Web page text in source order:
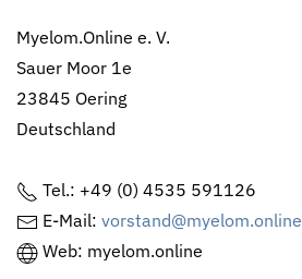
Myelom.Online e. V.
Sauer Moor 1e
23845 Oering
Deutschland
Tel.: +49 (0) 4535 591126
E-Mail: vorstand@myelom.online
Web: myelom.online